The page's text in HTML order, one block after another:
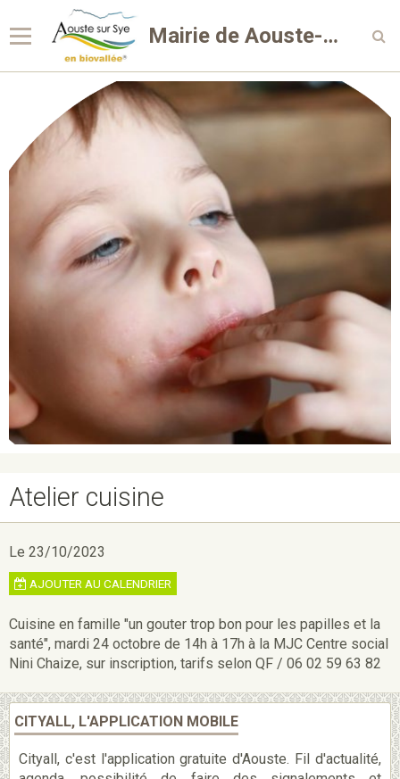
Mairie de Aouste-sur-Sye
Atelier cuisine
Le 23/10/2023
AJOUTER AU CALENDRIER
Cuisine en famille "un gouter trop bon pour les papilles et la
santé", mardi 24 octobre de 14h à 17h à la MJC Centre social
Nini Chaize, sur inscription, tarifs selon QF / 06 02 59 63 82
CITYALL, L'APPLICATION MOBILE
Cityall, c'est l'application gratuite d'Aouste. Fil d'actualité,